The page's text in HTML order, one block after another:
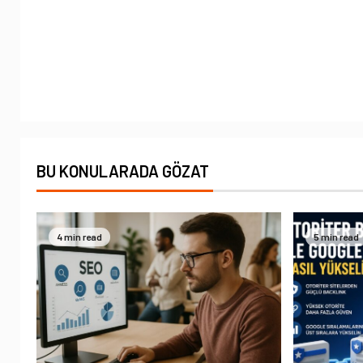
BU KONULARADA GÖZAT
4 min read 5 min read